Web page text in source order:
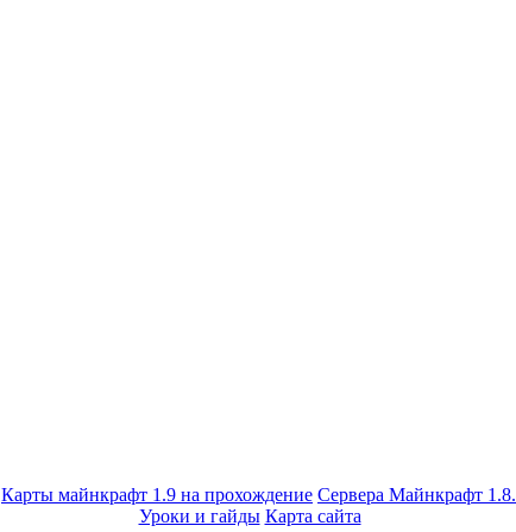
Карты майнкрафт 1.9 на прохождение Сервера Майнкрафт
Уроки и гайды Карта сайта